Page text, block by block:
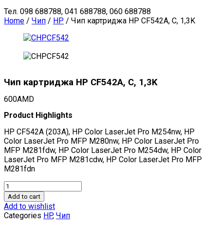
Тел. 098 688788, 041 688788, 060 688788
Home / Чип / HP / Чип картриджа HP CF542A, C, 1,3K
Чип картриджа HP CF542A, C, 1,3K
600AMD
Product Highlights
HP CF542A (203A), HP Color LaserJet Pro M254nw, HP
Color LaserJet Pro MFP M280nw, HP Color LaserJet Pro
MFP M281fdw, HP Color LaserJet Pro M254dw, HP Color
LaserJet Pro MFP M281cdw, HP Color LaserJet Pro MFP
M281fdn
Чип
картриджа
HP
CF542A,
Add to cart
Add to wishlist
Categories HP, Чип